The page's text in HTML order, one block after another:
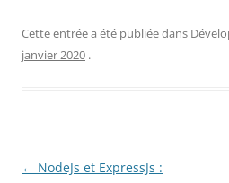
Cette entrée a été publiée dans
janvier 2020 .
Navigation des articles
← NodeJs et ExpressJs :